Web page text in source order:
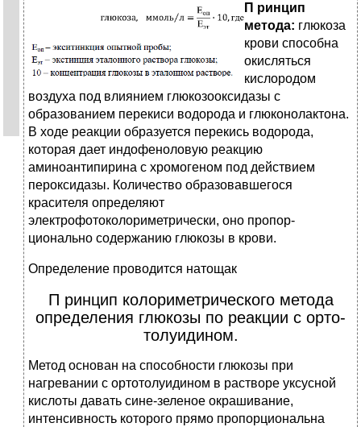
П ринцип
метода: глюкоза
крови способна
окисляться
кислородом
воздуха под влиянием глюкозооксидазы с
образованием перекиси водорода и глюконолактона.
В ходе реакции образуется перекись водорода,
которая дает индофеноловую реакцию
аминоантипирина с хромогеном под действием
пероксидазы. Количество образовавшегося
красителя определяют
электрофотоколориметрически, оно пропор-
ционально содержанию глюкозы в крови.
Определение проводится натощак
П ринцип колориметрического метода
определения глюкозы по реакции с орто-
толуидином.
Метод основан на способности глюкозы при
нагревании с ортотолуидином в растворе уксусной
кислоты давать сине-зеленое окрашивание,
интенсивность которого прямо пропорциональна